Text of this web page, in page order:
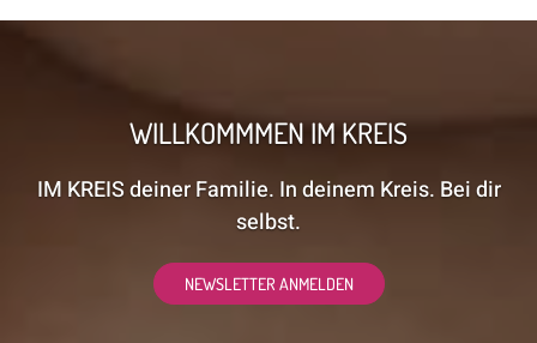
WILLKOMMMEN IM KREIS
IM KREIS deiner Familie. In deinem Kreis. Bei dir
selbst.
NEWSLETTER ANMELDEN